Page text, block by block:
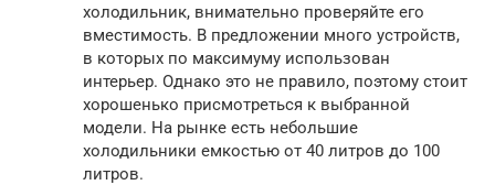
холодильник, внимательно проверяйте его
вместимость. В предложении много устройств,
в которых по максимуму использован
интерьер. Однако это не правило, поэтому стоит
хорошенько присмотреться к выбранной
модели. На рынке есть небольшие
холодильники емкостью от 40 литров до 100
литров.